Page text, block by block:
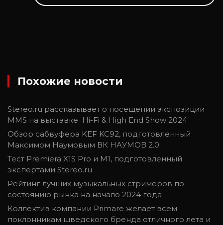
Похожие новости
Stereo.ru рассказывает о посещении экспозиции
MMS на выставке Hi-Fi & High End Show 2024
Обзор сабвуфера KEF KC92, подготовленный
Максимом Наумовым ВК НАУМОВ 2.0.
Тест Premiera X1S Pro и М1, подготовленный
экспертами Stereo.ru
Рейтинг лучших музыкальных стримеров по
состоянию рынка на начало 2024 года
Коллектив компании Primare желает всем
поклонникам шведского бренда отличного лета и